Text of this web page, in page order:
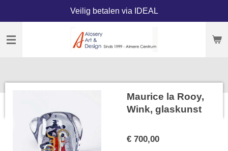
naar
Veilig betalen via IDEAL
Maurice la Rooy,
Wink, glaskunst
€ 700,00